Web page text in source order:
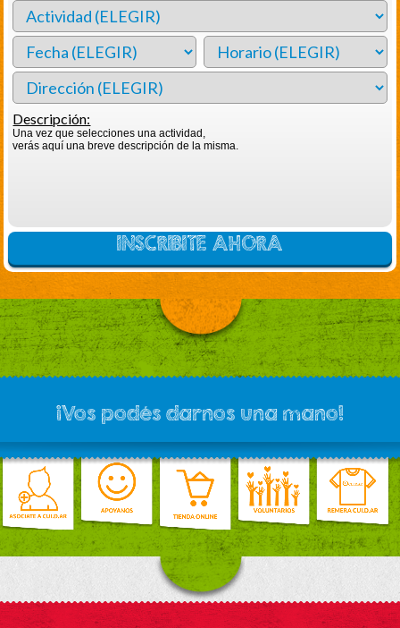
Descripción:
Una vez que selecciones una actividad,
verás aquí una breve descripción de la misma.
INSCRIBITE AHORA
¡Vos podés darnos una mano!